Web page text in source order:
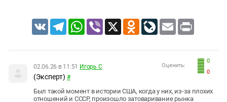
VK TelegramWhatsApp
Viber X Odnoklassniki
LiveJournal
Email Print
0
0
Оценить:
02.06.26 в 11:51 Игорь С
(Эксперт) #
Был такой момент в истории США, когда у них, из-за плохих
отношений и СССР, произошло затоваривание рынка